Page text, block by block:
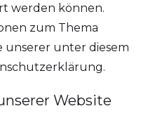
werden können.
zum Thema
unserer unter diesem
Website